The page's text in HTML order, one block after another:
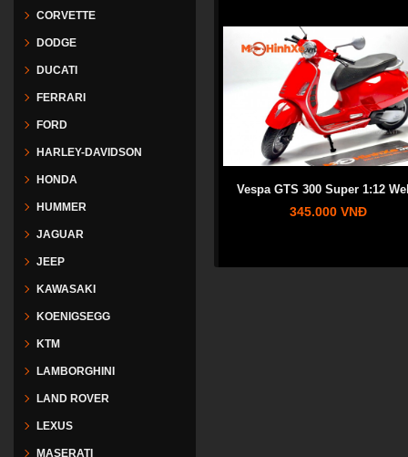
CORVETTE
DODGE
DUCATI
FERRARI
FORD
HARLEY-DAVIDSON
HONDA
HUMMER
JAGUAR
JEEP
KAWASAKI
KOENIGSEGG
KTM
LAMBORGHINI
LAND ROVER
LEXUS
MASERATI
Vespa GTS 300 Super 1:12
345.000 VNĐ